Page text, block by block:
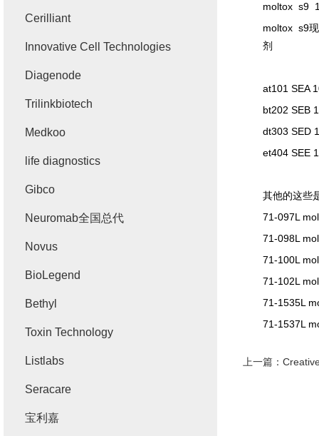
moltox s9
moltox s9
剂
at101 SEA
bt202 SEB
dt303 SED
et404 SEE
其他的这些
71-097L
71-098L
71-100L
71-102L
71-1535L
71-1537L
上一篇：
Cerilliant
Innovative Cell Technologies
Diagenode
Trilinkbiotech
Medkoo
life diagnostics
Gibco
Neuromab全国总代
Novus
BioLegend
Bethyl
Toxin Technology
Listlabs
Seracare
宝利嘉